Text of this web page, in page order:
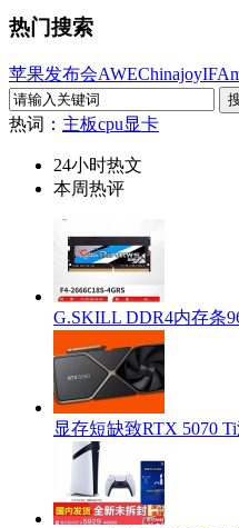
热门搜索
苹果发布会AWEChinajoyIFA
热词： 主板cpu显卡
24小时热文
本周热评
G.SKILL DDR4内存条
显存短缺致RTX 5070